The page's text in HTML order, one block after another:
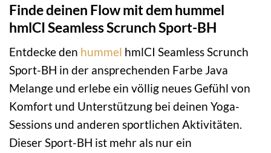
Finde deinen Flow mit dem hummel
hmlCI Seamless Scrunch Sport-BH
Entdecke den hummel hmlCI Seamless Scrunch
Sport-BH in der ansprechenden Farbe Java
Melange und erlebe ein völlig neues Gefühl von
Komfort und Unterstützung bei deinen Yoga-
Sessions und anderen sportlichen Aktivitäten.
Dieser Sport-BH ist mehr als nur ein